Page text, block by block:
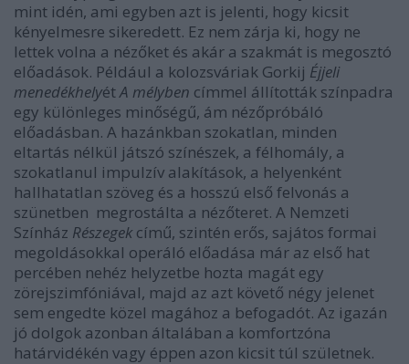
mint idén, ami egyben azt is jelenti, hogy kicsit
kényelmesre sikeredett. Ez nem zárja ki, hogy ne
lettek volna a nézőket és akár a szakmát is megosztó
előadások. Például a kolozsváriak Gorkij Éjjeli
menedékhelyétA mélyben címmel állították színpadra
egy különleges minőségű, ám nézőpróbáló
előadásban. A hazánkban szokatlan, minden
eltartás nélkül játszó színészek, a félhomály, a
szokatlanul impulzív alakítások, a helyenként
hallhatatlan szöveg és a hosszú első felvonás a
szünetben megrostálta a nézőteret. A Nemzeti
Színház Részegek című, szintén erős, sajátos formai
megoldásokkal operáló előadása már az első hat
percében nehéz helyzetbe hozta magát egy
zörejszimfóniával, majd az azt követő négy jelenet
sem engedte közel magához a befogadót. Az igazán
jó dolgok azonban általában a komfortzóna
határvidékén vagy éppen azon kicsit túl születnek.